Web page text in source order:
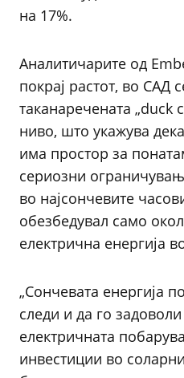
на 17%.
Аналитичарите од
покрај растот, во САД
таканаречената „duck
ниво, што укажува
има простор за
сериозни
во најсончевите
обезбедувал само
електрична енергија
„Сончевата енергија
следи и да го
електричната
инвестиции во